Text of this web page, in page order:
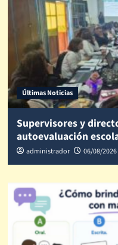
Últimas Noticias
Supervisores y
autoevaluación
administrador 06/08/2026